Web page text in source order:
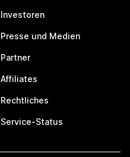
Investoren
Presse und Medien
Partner
Affiliates
Rechtliches
Service-Status